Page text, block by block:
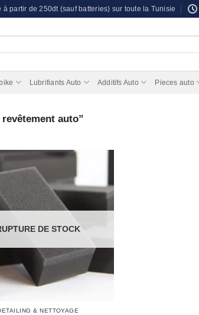
à partir de 250dt (sauf batteries) sur toute la Tunisie
Lubrifiants Auto Additifs Auto Pieces auto
auto”
DE STOCK
& NETTOYAGE